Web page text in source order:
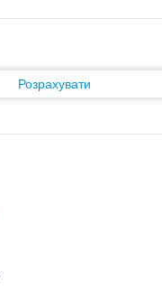
Розрахувати